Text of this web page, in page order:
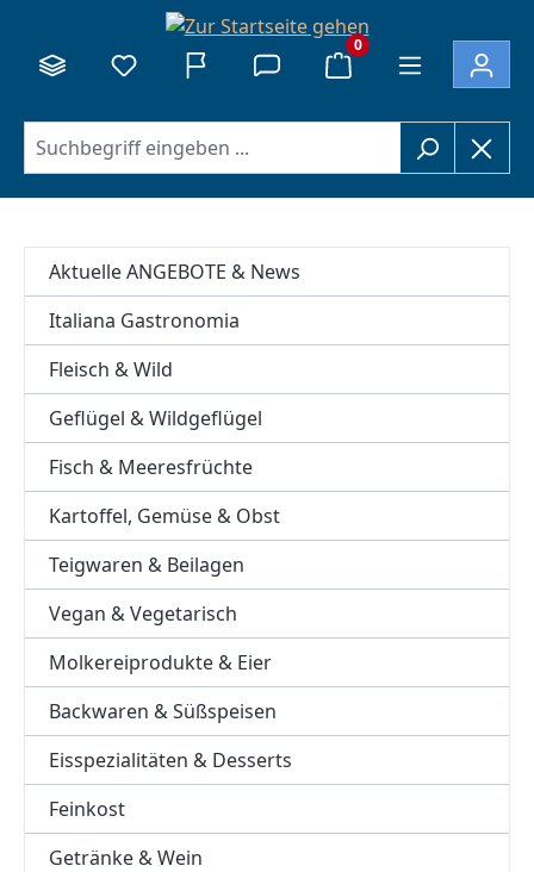
0
Aktuelle ANGEBOTE & News
Italiana Gastronomia
Fleisch & Wild
Geflügel & Wildgeflügel
Fisch & Meeresfrüchte
Kartoffel, Gemüse & Obst
Teigwaren & Beilagen
Vegan & Vegetarisch
Molkereiprodukte & Eier
Backwaren & Süßspeisen
Eisspezialitäten & Desserts
Feinkost
Getränke & Wein